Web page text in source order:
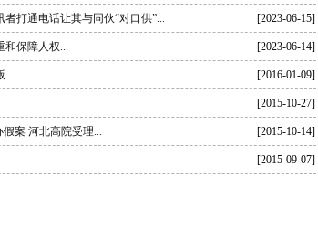
打通电话让其与同伙“对口供”... [2023-06-15]
和保障人权... [2023-06-14]
... [2016-01-09]
[2015-10-27]
案 河北高院受理... [2015-10-14]
[2015-09-07]